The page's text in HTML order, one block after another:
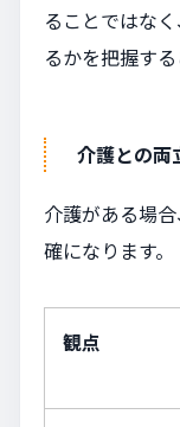
ることではな
るかを把握する
介護との両
介護がある場
確になります。
観点